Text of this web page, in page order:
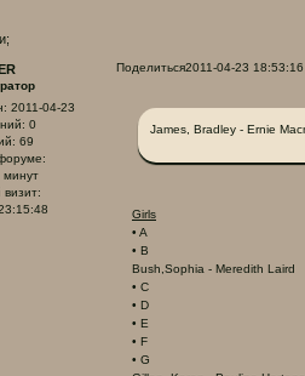
Поделиться2011-04-23 18:53:16
: 2011-04-23
0
69
минут
James, Bradley - Ernie
Girls
• A
• B
Bush,Sophia - Meredith Laird
• C
• D
• E
• F
• G